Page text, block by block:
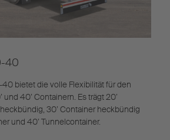
40
40 bietet die volle Flexibilität für den
und 40’ Containern. Es trägt 20’
30’ Container heckbündig
und 40’ Tunnelcontainer.